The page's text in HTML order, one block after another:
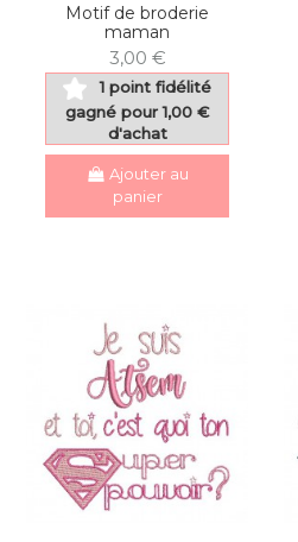
Motif de broderie
maman
3,00 €
1 point fidélité
gagné pour 1,00 €
d'achat
Ajouter au
panier